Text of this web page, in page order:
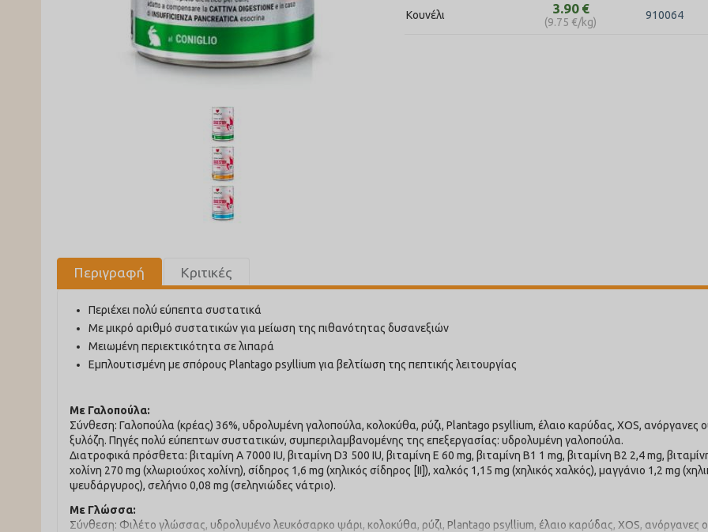
Κουνέλι 3.90 €
(9.75 €/kg)
910064
Περιγραφή Κριτικές
Περιέχει πολύ εύπεπτα συστατικά
Με μικρό αριθμό συστατικών για μείωση της πιθανότητας δυσανεξιών
Μειωμένη περιεκτικότητα σε λιπαρά
Εμπλουτισμένη με σπόρους Plantago psyllium για βελτίωση της πεπτικής λειτουργίας
Με Γαλοπούλα:
Σύνθεση: Γαλοπούλα (κρέας) 36%, υδρολυμένη γαλοπούλα, κολοκύθα, ρύζι, Plantago psyllium, έλαιο καρύδας, XOS, ανόργανες
ξυλόζη. Πηγές πολύ εύπεπτων συστατικών, συμπεριλαμβανομένης της επεξεργασίας: υδρολυμένη γαλοπούλα.
Διατροφικά πρόσθετα: βιταμίνη A 7000 IU, βιταμίνη D3 500 IU, βιταμίνη E 60 mg, βιταμίνη B1 1 mg, βιταμίνη B2 2,4 mg,
χολίνη 270 mg (χλωριούχος χολίνη), σίδηρος 1,6 mg (χηλικός σίδηρος [II]), χαλκός 1,15 mg (χηλικός χαλκός), μαγγάνιο 1,2 mg
ψευδάργυρος), σελήνιο 0,08 mg (σεληνιώδες νάτριο).
Με Γλώσσα:
Σύνθεση: Φιλέτο γλώσσας, υδρολυμένο λευκόσαρκο ψάρι, κολοκύθα, ρύζι, Plantago psyllium, έλαιο καρύδας, XOS, ανόργανες